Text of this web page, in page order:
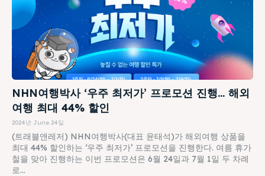
NHN여행박사 ‘우주 최저가’ 프로모션 진행… 해외
여행 최대 44% 할인
2024년 June 24일
(트래블앤레저) NHN여행박사(대표 윤태석)가 해외여행 상품을
최대 44% 할인하는 ‘우주 최저가’ 프로모션을 진행한다. 여름 휴가
철을 맞아 진행하는 이번 프로모션은 6월 24일과 7월 1일 두 차례
로...